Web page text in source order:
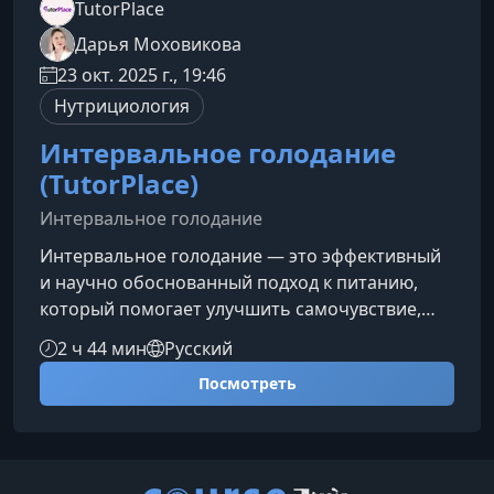
TutorPlace
Дарья Моховикова
23 окт. 2025 г., 19:46
Нутрициология
Интервальное голодание
(TutorPlace)
Интервальное голодание
Интервальное голодание — это эффективный
и научно обоснованный подход к питанию,
который помогает улучшить самочувствие,
нормализовать вес и укрепить здоровье.
Освойте безопасные методики и научитесь
применять их в повседневной жизни для
достижения устойчивого результата.Что вы
2 ч 44 мин Русский
Посмотреть